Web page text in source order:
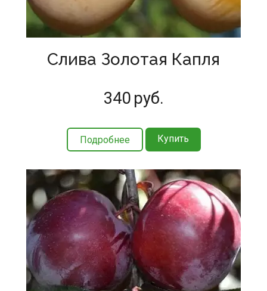
Слива Золотая Капля
340 руб.
Подробнее Купить